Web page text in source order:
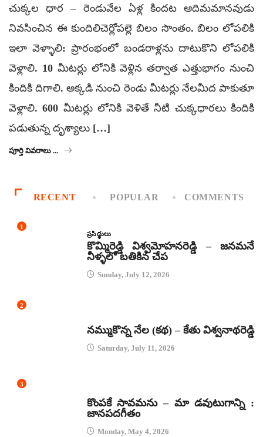
చుక్కల ధార – రెండువేల ఏళ్ల కిందట ఆదిమమానవుడు
నివసించిన ఈ కుందిలిచెర్లోపల్లె బిలం సొంతం. బిలం లోపలికి
ఇలా వెళ్ళాలి: ప్రారంభంలో బండరాళ్లను దాటుకొని లోపలికి
వెళ్లాలి. 10 మీటర్లు లోనికి వెళ్లిన తర్వాత ఎత్తుభాగం నుంచి
కిందికి దిగాలి. అక్కడి నుంచి రెండు మీటర్లు నేలమీద పాకుతూ
వెళ్లాలి. 600 మీటర్లు లోనికి వెళితే నీటి చుక్కధారలు కిందికి
పడుతున్న దృశ్యాలు […]
పూర్తి వివరాలు ...
RECENT POPULAR COMMENTS
1
ప్రసిద్ధులు
కొమ్మిరెడ్డి విశ్వమోహనరెడ్డి – జనమనే
నీళ్ళలో బతికిన చేప
Sunday, July 12, 2026
2
నమ్ముకొన్న నేల (కథ) – కేతు విశ్వనాథరెడ్డి
Saturday, July 11, 2026
3
కొంపకే సావమను – మా డవుటుగాన్ని :
జానపదగీతం
Monday, May 4, 2026